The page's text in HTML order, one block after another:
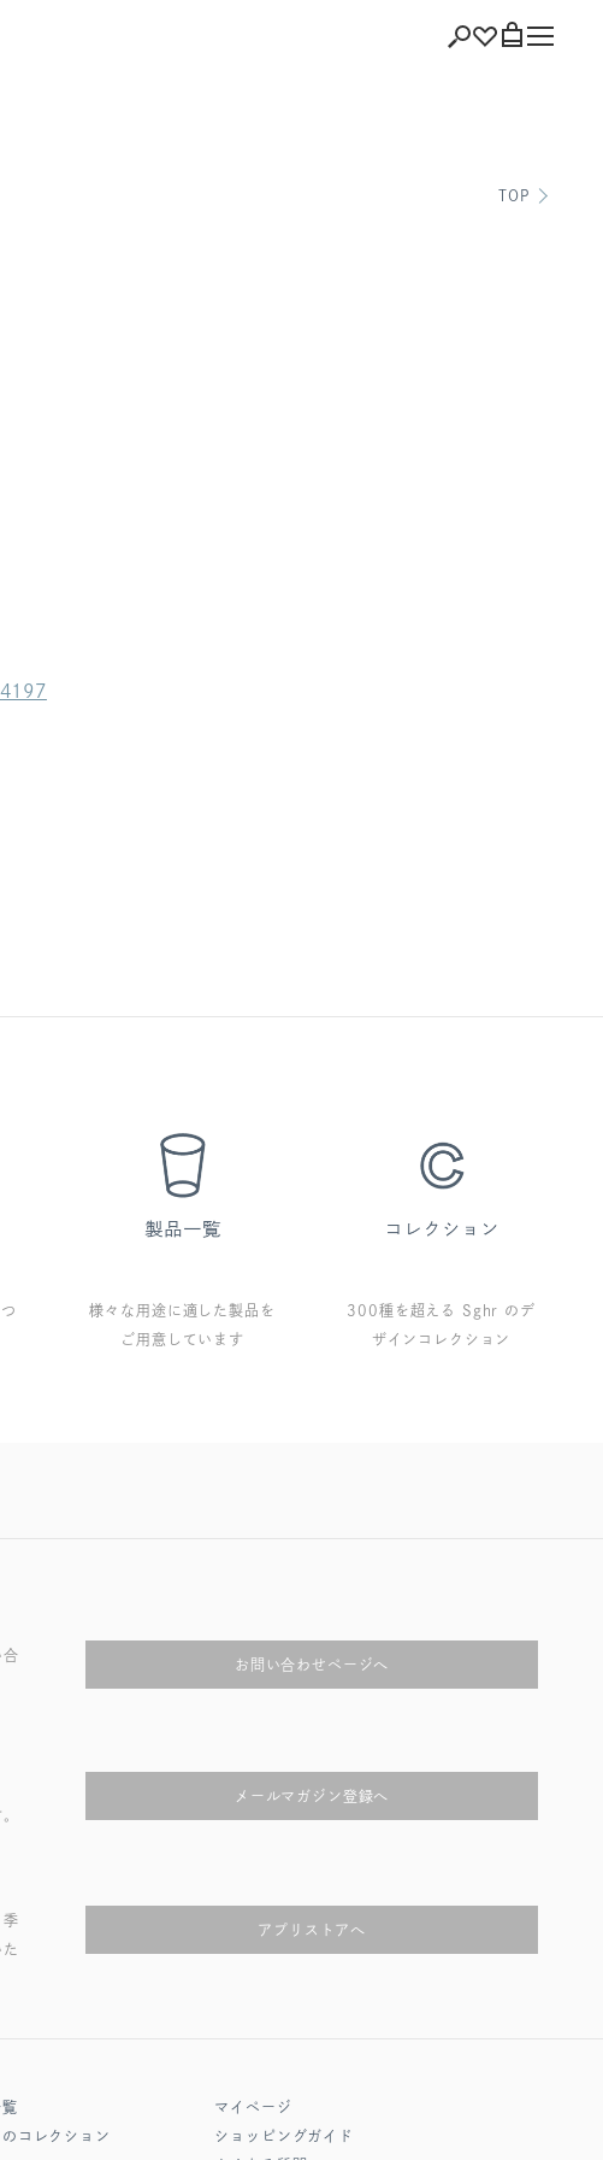
ショッピング
TOP
様々な用途に適した製品を
ご用意しています
300種を超える Sghr のデ
ザインコレクション
合
お問い合わせページへ
メールマガジン登録へ
季
アプリストアへ
のコレクション
マイページ
ショッピングガイド